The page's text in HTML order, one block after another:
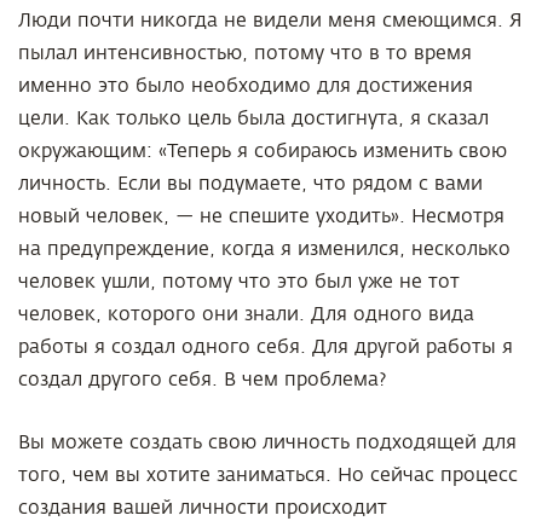
Люди почти никогда не видели меня смеющимся. Я
пылал интенсивностью, потому что в то время
именно это было необходимо для достижения
цели. Как только цель была достигнута, я сказал
окружающим: «Теперь я собираюсь изменить свою
личность. Если вы подумаете, что рядом с вами
новый человек, — не спешите уходить». Несмотря
на предупреждение, когда я изменился, несколько
человек ушли, потому что это был уже не тот
человек, которого они знали. Для одного вида
работы я создал одного себя. Для другой работы я
создал другого себя. В чем проблема?
Вы можете создать свою личность подходящей для
того, чем вы хотите заниматься. Но сейчас процесс
создания вашей личности происходит